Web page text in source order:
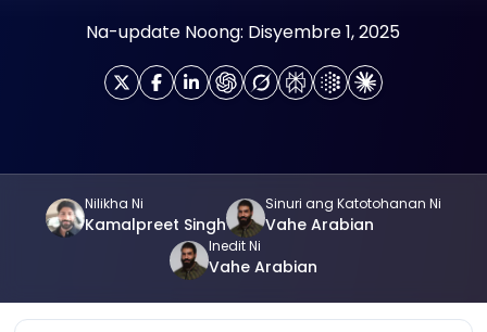
Na-update Noong: Disyembre 1, 2025
Nilikha Ni
Kamalpreet Singh
Sinuri ang Katotohanan Ni
Vahe Arabian
Inedit Ni
Vahe Arabian